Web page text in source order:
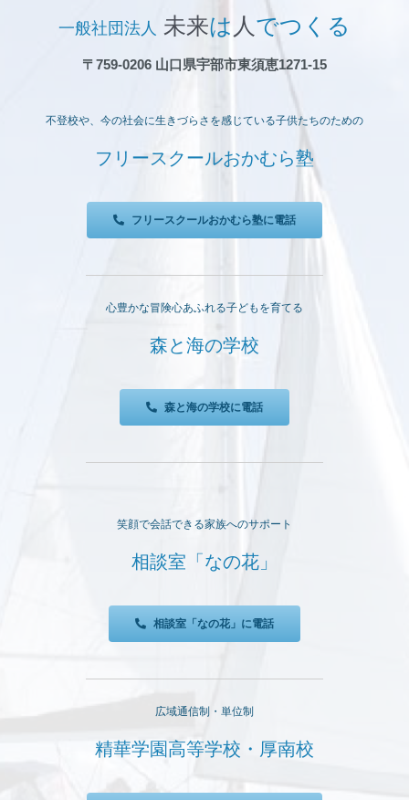
一般社団法人 未来は 人 でつくる
〒759-0206 山口県宇部市東須恵1271-15
不登校や、今の社会に生きづらさを感じている子供たちのための
フリースクールおかむら塾
フリースクールおかむら塾に電話
心豊かな冒険心あふれる子どもを育てる
森と海の学校
森と海の学校に電話
笑顔で会話できる家族へのサポート
相談室「なの花」
相談室「なの花」に電話
広域通信制・単位制
精華学園高等学校・厚南校